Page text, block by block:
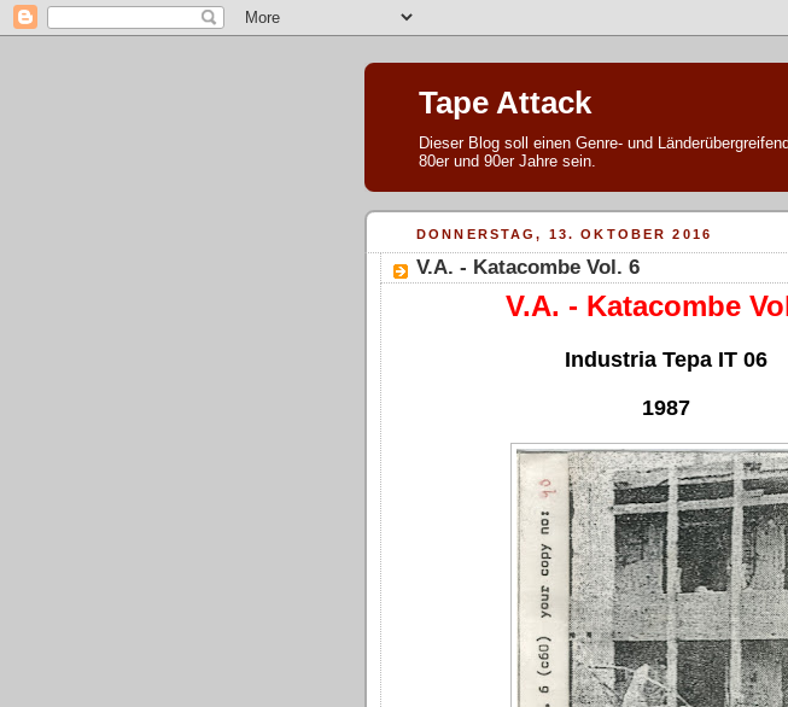
Tape Attack
Dieser Blog soll einen Genre- und
80er und 90er Jahre sein.
DONNERSTAG, 13. OKTOBER 2016
V.A. - Katacombe Vol. 6
V.A. - Katacombe
Industria Tepa IT 06
1987